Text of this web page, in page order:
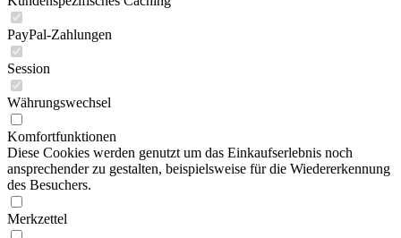
PayPal-Zahlungen
Session
Währungswechsel
Komfortfunktionen
Diese Cookies werden genutzt um das Einkaufserlebnis noch
ansprechender zu gestalten, beispielsweise für die Wiedererkennung
des Besuchers.
Merkzettel